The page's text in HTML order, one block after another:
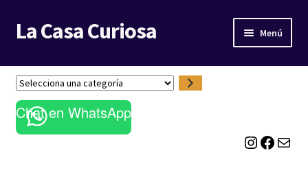
Ir
a
navegación
Ir
al
La Casa Curiosa Menú
LIBRERÍA
BLOG
S
e
l
e
Chat en WhatsApp
Instagram Facebook Correo electrónico